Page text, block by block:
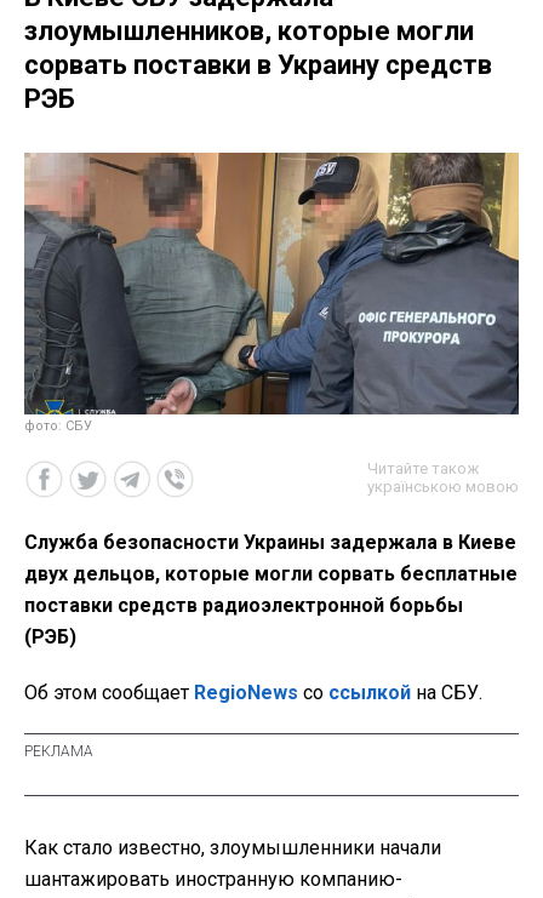
злоумышленников, которые могли
сорвать поставки в Украину средств
РЭБ
фото: СБУ
Читайте також
українською мовою
Служба безопасности Украины задержала в Киеве
двух дельцов, которые могли сорвать бесплатные
поставки средств радиоэлектронной борьбы
(РЭБ)
Об этом сообщает RegioNews со ссылкой на СБУ.
Как стало известно, злоумышленники начали
шантажировать иностранную компанию-